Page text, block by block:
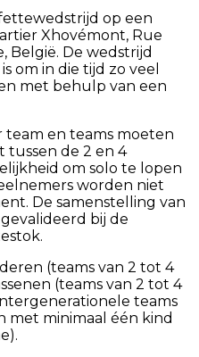
op een
Xhovémont, Rue
België. De wedstrijd
om in die tijd zo veel
met behulp van een
team en teams moeten
tussen de 2 en 4
om solo te lopen
worden niet
De samenstelling van
bij de
(teams van 2 tot 4
(teams van 2 tot 4
teams
met minimaal één kind